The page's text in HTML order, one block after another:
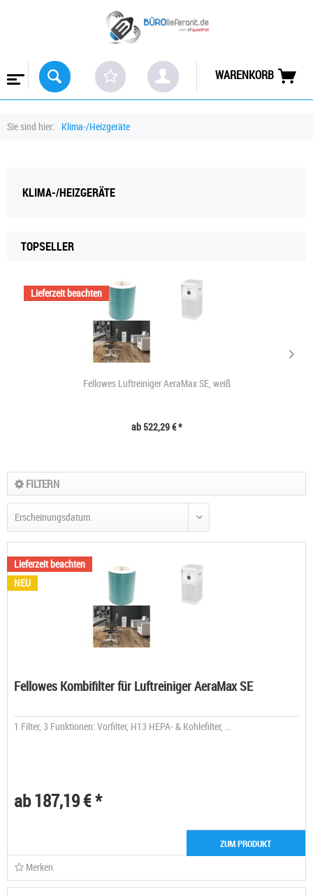
WARENKORB
Sie sind hier: Klima-/Heizgeräte
KLIMA-/HEIZGERÄTE
TOPSELLER
Lieferzeit beachten
Fellowes Luftreiniger AeraMax SE, weiß
ab 522,29 € *
FILTERN
Lieferzeit beachten
NEU
Fellowes Kombifilter für Luftreiniger AeraMax SE
1 Filter, 3 Funktionen: Vorfilter, H13 HEPA- & Kohlefilter, ...
ab 187,19 € *
ZUM PRODUKT
Merken